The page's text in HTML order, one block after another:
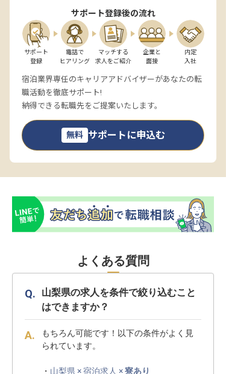
サポート登録後の流れ
サポート
登録
電話で
ヒアリング
マッチする
求人をご紹介
企業と
面接
内定
入社
宿泊業界専任のキャリアアドバイザーがあなたの転
職活動を徹底サポート!
納得できる転職先をご提案いたします。
無料 サポートに申込む
よくある質問
山梨県の求人を条件で絞り込むこと
はできますか？
もちろん可能です！以下の条件がよく見
られています。
・ 山梨県 × 宿泊求人 ×寮あり